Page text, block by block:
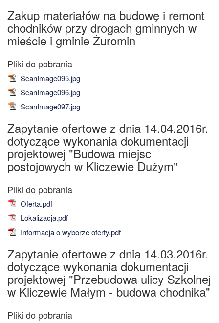
Zakup materiałów na budowę i remont
chodników przy drogach gminnych w
mieście i gminie Żuromin
ScanImage095.jpg
ScanImage096.jpg
ScanImage097.jpg
Zapytanie ofertowe z dnia 14.04.2016r.
dotyczące wykonania dokumentacji
projektowej "Budowa miejsc
postojowych w Kliczewie Dużym"
Oferta.pdf
Lokalizacja.pdf
Informacja o wyborze oferty.pdf
Zapytanie ofertowe z dnia 14.03.2016r.
dotyczące wykonania dokumentacji
projektowej "Przebudowa ulicy Szkolnej
w Kliczewie Małym - budowa chodnika"